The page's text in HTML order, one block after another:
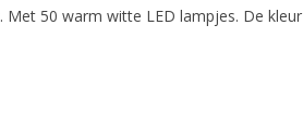
50 warm witte LED lampjes. De kleur